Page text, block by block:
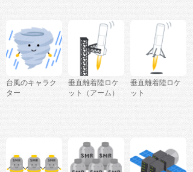
台風のキャラク
ター
垂直離着陸ロケ
ット（アーム）
垂直離着陸ロケ
ット